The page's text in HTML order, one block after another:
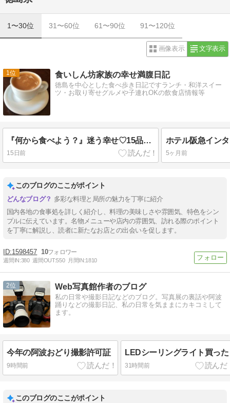
1〜30位 31〜60位 61〜90位 91〜120位
画像表示 文字表示
1 食いしん坊家族の幸せ満腹日記
徳島を中心とした食べ歩き日記ですランチ・和洋スイー
ツ・お取り寄せグルメや子連れOKの飲食店情報等
『何から食べよう？』迷う幸せ♡15品目のおばんざい定食☆gatto
15日前 5ヶ月前
このブログのここがポイント
多彩な料理と局所の魅力を丁寧に紹介
国内各地の食事処を詳しく紹介し、料理の美味しさや雰囲気、特色をシン
プルに伝えています。名物メニューや店内の雰囲気、訪れる際のポイント
を丁寧に解説し、読者に新たなお店との出会いを促します。
1598457 10
週間IN:380 週間OUT:550 月間IN:1810
2 Web写真館作者のブログ
私の日常や撮影日記などのブログ。写真展の裏話や阿波
踊りなどの撮影日記、私の日常を気ままにカキコミして
ます。
今年の阿波おどり撮影許可証
9時間前
LEDシーリングライト買った
31時間前
このブログのここがポイント